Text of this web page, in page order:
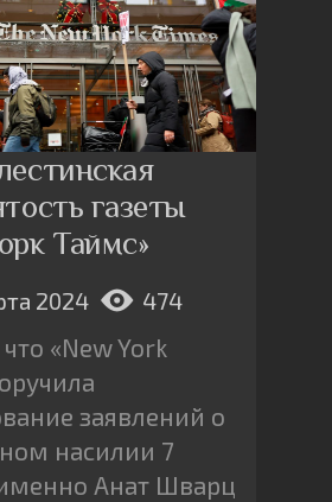
газеты
Таймс»
2024 474
«New York
заявлений о
насилии 7
Анат Шварц